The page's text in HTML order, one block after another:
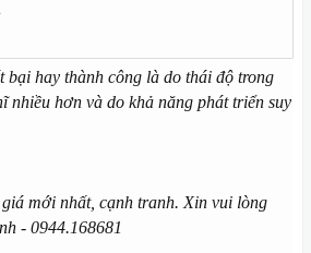
bại hay thành công là do thái độ trong
nhiều hơn và do khả năng phát triển suy
mới nhất, cạnh tranh. Xin vui lòng
- 0944.168681